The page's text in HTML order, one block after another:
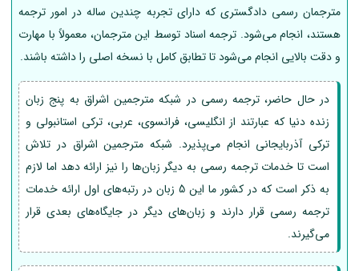
مترجمان رسمی دادگستری که دارای تجربه چندین ساله در امور ترجمه
هستند، انجام می‌شود. ترجمه اسناد توسط این مترجمان، معمولاً با مهارت
و دقت بالایی انجام می‌شود تا تطابق کامل با نسخه اصلی را داشته باشند.
در حال حاضر، ترجمه رسمی در شبکه مترجمین اشراق به پنج زبان
زنده دنیا که عبارتند از انگلیسی، فرانسوی، عربی، ترکی استانبولی و
ترکی آذربایجانی انجام می‌پذیرد. شبکه مترجمین اشراق در تلاش
است تا خدمات ترجمه رسمی به دیگر زبان‌ها را نیز ارائه دهد اما لازم
به ذکر است که در کشور ما این 5 زبان در رتبه‌های اول ارائه خدمات
ترجمه رسمی قرار دارند و زبان‌های دیگر در جایگاه‌های بعدی قرار
می‌گیرند.